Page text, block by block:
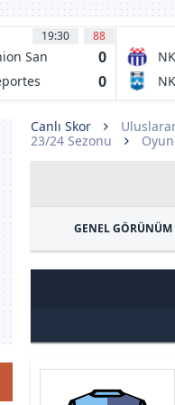
19:30 88
San
0
0
Canlı Skor
23/24 Sezonu
GENEL GÖRÜNÜM